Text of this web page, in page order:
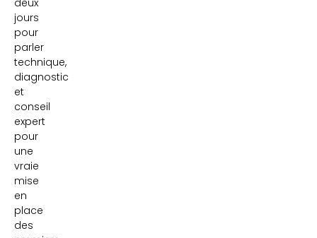
deux
jours
pour
parler
technique,
diagnostic
et
conseil
expert
pour
une
vraie
mise
en
place
des